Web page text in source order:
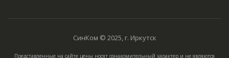
СинКом © 2025, г. Иркутск
Представленные на сайте цены носят ознакомительный характер и не являются